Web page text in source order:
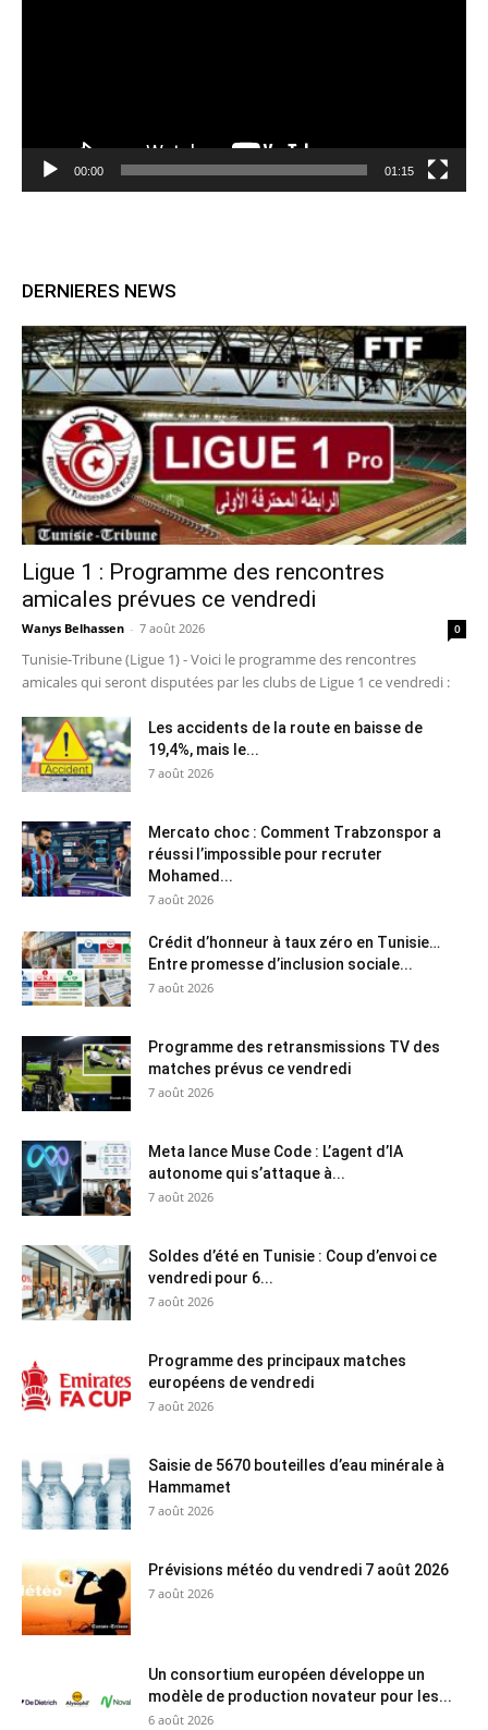
00:00 01:15
DERNIERES NEWS
Ligue 1 : Programme des rencontres
amicales prévues ce vendredi
Wanys Belhassen - 7 août 2026 0
Tunisie-Tribune (Ligue 1) - Voici le programme des rencontres
amicales qui seront disputées par les clubs de Ligue 1 ce vendredi :
Les accidents de la route en baisse de
19,4%, mais le...
7 août 2026
Mercato choc : Comment Trabzonspor a
réussi l’impossible pour recruter
Mohamed...
7 août 2026
Crédit d’honneur à taux zéro en Tunisie…
Entre promesse d’inclusion sociale...
7 août 2026
Programme des retransmissions TV des
matches prévus ce vendredi
7 août 2026
Meta lance Muse Code : L’agent d’IA
autonome qui s’attaque à...
7 août 2026
Soldes d’été en Tunisie : Coup d’envoi ce
vendredi pour 6...
7 août 2026
Programme des principaux matches
européens de vendredi
7 août 2026
Saisie de 5670 bouteilles d’eau minérale à
Hammamet
7 août 2026
Prévisions météo du vendredi 7 août 2026
7 août 2026
Un consortium européen développe un
modèle de production novateur pour les...
6 août 2026